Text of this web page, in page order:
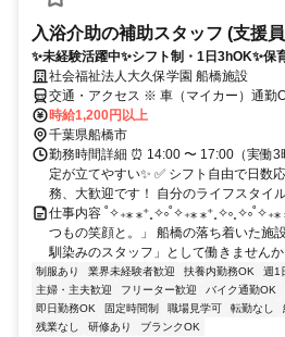
入浴介助の補助スタッフ (支援
✨未経験活躍中✨シフト制・1日3hOK✨保
社会福祉法人大久保学園 船橋施設
交通・アクセス ※ 車（マイカー）通勤
OK ※ 無料駐車場を完備しています！
時給1,200円以上
千葉県船橋市
勤務時間詳細 ⏰ 14:00 〜 17:00（実働
定が立てやすい✨ ✅️ シフト自由で日数
務、大歓迎です！ 自分のライフスタイ
仕事内容 ˚✧₊⁎ ⁎⁺˳✧༚˚✧₊⁎
つもの笑顔と。」 船橋の落ち着いた施
馴染みのスタッフ」として働きません
制服あり 業界未経験者歓迎 扶養内勤務OK 週1
主婦・主夫歓迎
フリーター歓迎 バイク通勤OK
即日勤務OK
固定時間制 職場見学可 転勤なし
残業なし
研修あり ブランクOK